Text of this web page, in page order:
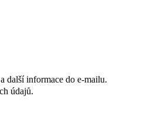
další informace do e-mailu.
údajů.